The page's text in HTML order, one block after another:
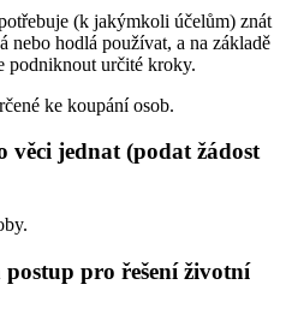
(k jakýmkoli účelům) znát
nebo hodlá používat, a na základě
podniknout určité kroky.
ke koupání osob.
věci jednat (podat žádost
pro řešení životní